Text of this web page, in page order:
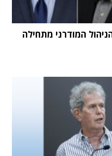
המודרני מתחילה